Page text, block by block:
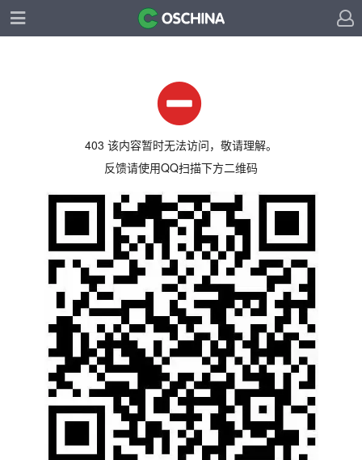
403 该内容暂时无法访问，敬请理解。
反馈请使用QQ扫描下方二维码